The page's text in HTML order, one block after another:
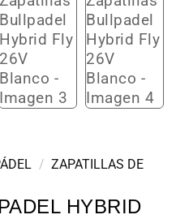
/ ZAPATILLAS DE
HYBRID